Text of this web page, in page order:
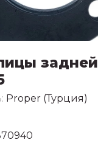
задней
Proper (Турция)